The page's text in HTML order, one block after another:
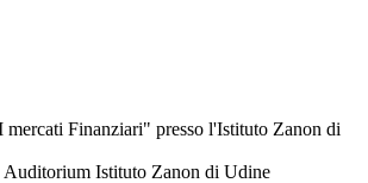
mercati Finanziari" presso l'Istituto Zanon di
Auditorium Istituto Zanon di Udine